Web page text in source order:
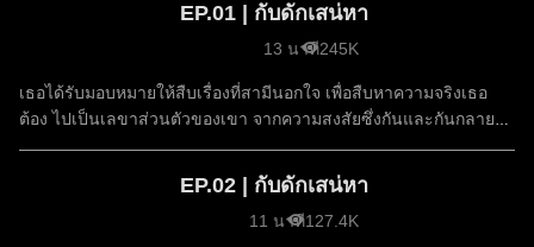
EP.01 | กับดักเสน่หา
13 นาที245K
เธอได้รับมอบหมายให้สืบเรื่องที่สามีนอกใจ เพื่อสืบหาความจริงเธอ
ต้อง ไปเป็นเลขาส่วนตัวของเขา จากความสงสัยซึ่งกันและกันกลาย
เป็นความรัก
EP.02 | กับดักเสน่หา
11 นาที127.4K